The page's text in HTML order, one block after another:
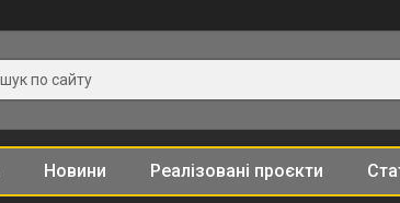
Новини Реалізовані проєкти